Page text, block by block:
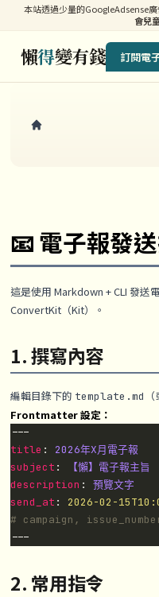
本站透過少量的GoogleAdsense
會兒
懶得變有錢 訂閱電
📧 電子報發
這是使用 Markdown + CLI 發送
ConvertKit（Kit）。
1. 撰寫內容
編輯目錄下的 template.md
Frontmatter 設定：
title : 2026年X月
subject : 【懶】電子
description : 預覽
send_at : 2026-02-
# campaign, issue_number
2. 常用指令